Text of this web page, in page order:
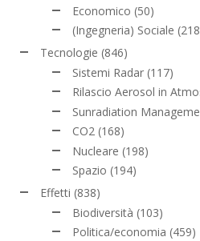
Economico (50)
(Ingegneria) Sociale
Tecnologie (846)
Sistemi Radar (117)
Rilascio Aerosol in
Sunradiation
CO2 (168)
Nucleare (198)
Spazio (194)
Effetti (838)
Biodiversità (103)
Politica/economia (459)